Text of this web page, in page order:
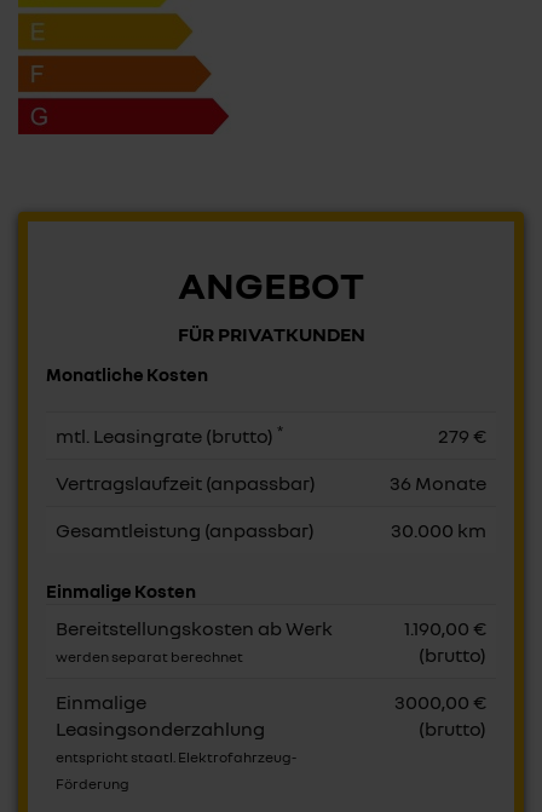
ANGEBOT
FÜR PRIVATKUNDEN
Monatliche Kosten
mtl. Leasingrate (brutto) *
279 €
Vertragslaufzeit (anpassbar)
36 Monate
Gesamtleistung (anpassbar)
30.000 km
Einmalige Kosten
Bereitstellungskosten ab Werk
werden separat berechnet
1.190,00 €
(brutto)
Einmalige
Leasingsonderzahlung
entspricht staatl. Elektrofahrzeug-
Förderung
3000,00 €
(brutto)